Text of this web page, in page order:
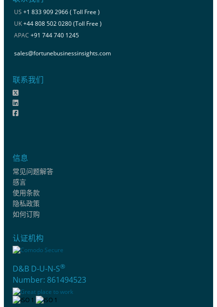
US +1 833 909 2966 ( Toll Free )
UK+44 808 502 0280 (Toll Free )
APAC +91 744 740 1245
sales@fortunebusinessinsights.com
联系我们
信息
常见问题解答
感言
使用条款
隐私政策
如何订购
认证机构
D&B D-U-N-S®
Number: 861494523